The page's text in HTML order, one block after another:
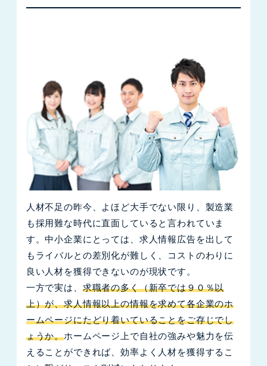
人材不足の昨今、よほど大手でない限り、製造業
も採用難な時代に直面していると言われていま
す。中小企業にとっては、求人情報広告を出して
もライバルとの差別化が難しく、コストのわりに
良い人材を獲得できないのが現状です。
一方で実は、 求職者の多く（新卒では９０％以
上）が、求人情報以上の情報を求めて各企業のホ
ームページにたどり着いていることをご存じでし
ょうか。ホームページ上で自社の強みや魅力を伝
えることができれば、効率よく人材を獲得するこ